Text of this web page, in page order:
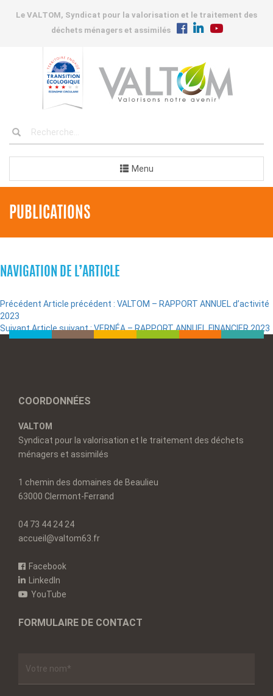
Le VALTOM, Syndicat pour la valorisation et le traitement des
déchets ménagers et assimilés
Menu
PUBLICATIONS
NAVIGATION DE L’ARTICLE
Précédent Article précédent : VALTOM – RAPPORT ANNUEL d’activité
2023
SuivantArticle suivant :VERNÉA – RAPPORT ANNUEL FINANCIER 2023
COORDONNÉES
VALTOM
Syndicat pour la valorisation et le traitement des déchets
ménagers et assimilés
1 chemin des domaines de Beaulieu
63000 Clermont-Ferrand
04 73 44 24 24
accueil@valtom63.fr
Facebook
LinkedIn
YouTube
FORMULAIRE DE CONTACT